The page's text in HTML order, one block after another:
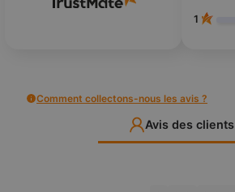
1
Comment collectons-nous les avis ?
Avis des clients